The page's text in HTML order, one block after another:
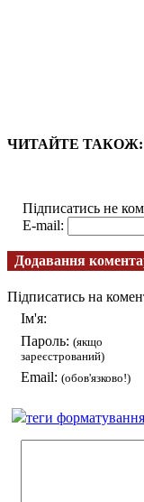
ЧИТАЙТЕ ТАКОЖ:
Підписатись не
E-mail:
Додавання
Підписатись на
Ім'я:
Пароль: (якщо
зареєстрований)
Email: (обов'язково!)
теги форматування